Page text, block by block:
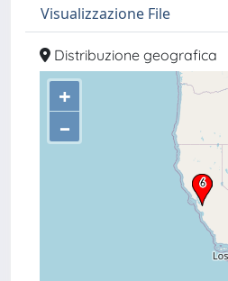
Visualizzazione File
Distribuzione geografica
+
–